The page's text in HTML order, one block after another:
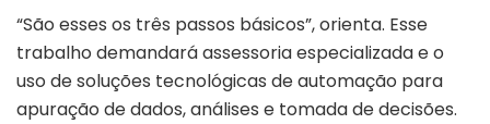
“São esses os três passos básicos”, orienta. Esse
trabalho demandará assessoria especializada e o
uso de soluções tecnológicas de automação para
apuração de dados, análises e tomada de decisões.